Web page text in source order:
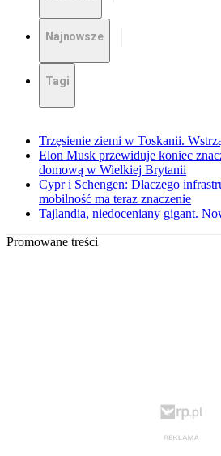
Najnowsze
Tagi
Trzęsienie ziemi w Toskanii.
Elon Musk przewiduje koniec
domową w Wielkiej Brytanii
Cypr i Schengen: Dlaczego
mobilność ma teraz znaczenie
Tajlandia, niedoceniany gigant.
Promowane treści